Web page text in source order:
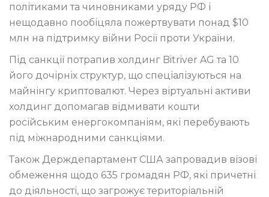
політиками та чиновниками уряду РФ і
нещодавно пообіцяла пожертвувати понад $10
млн на підтримку війни Росії проти України.
Під санкції потрапив холдинг Bitriver AG та 10
його дочірніх структур, що спеціалізуються на
майнінгу криптовалют. Через віртуальні активи
холдинг допомагав відмивати кошти
російським енергокомпаніям, які перебувають
під міжнародними санкціями.
Також Держдепартамент США запровадив візові
обмеження щодо 635 громадян РФ, які причетні
до діяльності, що загрожує територіальній